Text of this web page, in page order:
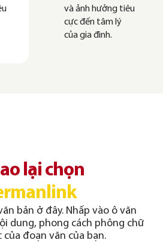
và ảnh hưởng tiêu
cực đến tâm lý
của gia đình.
lại chọn
bản ở đây. Nhấp vào ô văn
dung, phong cách phông chữ
của đoạn văn của bạn.